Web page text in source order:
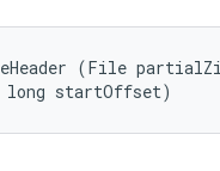
(File
startOffset)